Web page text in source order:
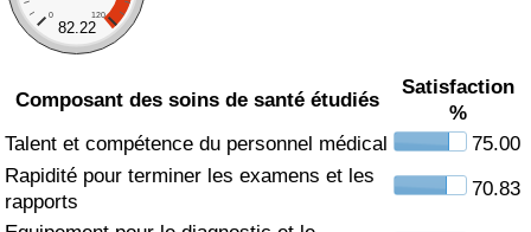
0 120
82.22
Composant des soins de santé étudiés
Satisfaction
%
Talent et compétence du personnel médical
75.00
Rapidité pour terminer les examens et les
rapports
70.83
Indice de Criminalité (Actuel)
Indice de Criminalité
Indice de criminalité par pays